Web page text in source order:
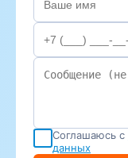
Соглашаюсь с
данных